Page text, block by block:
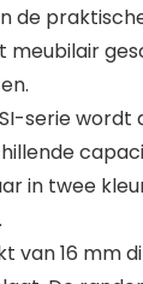
de
meubilair
serie wordt
in twee
van 16 mm